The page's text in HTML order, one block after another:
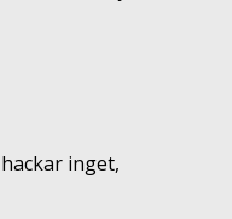
inget,